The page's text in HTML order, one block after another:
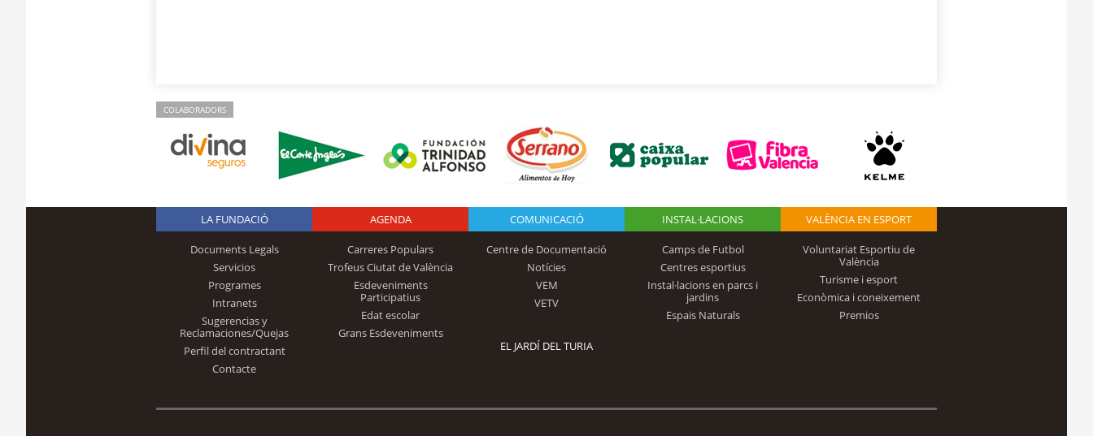
COLABORADORS
Logo Fundación
Trinidad Alfonso
LA FUNDACIÓ
Documents Legals
Servicios
Programes
Intranets
Sugerencias y
Reclamaciones/Quejas
Perfil del contractant
Contacte
AGENDA
Carreres Populars
Trofeus Ciutat de València
Esdeveniments
Participatius
Edat escolar
Grans Esdeveniments
COMUNICACIÓ
Centre de Documentació
Notícies
VEM
VETV
INSTAL·LACIONS
Camps de Futbol
Centres esportius
Instal·lacions en parcs i
jardins
Espais Naturals
VALÈNCIA EN ESPORT
Voluntariat Esportiu de
València
Turisme i esport
Econòmica i coneixement
Premios
EL JARDÍ DEL TURIA